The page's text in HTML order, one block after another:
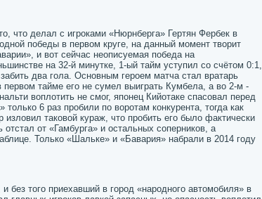
что делал с игроками «Нюрнберга» Гертян Фербек в
победы в первом круге, на данный момент творит
и вот сейчас неописуемая победа на
на 32-й минутке, 1-ый тайм уступил со счётом 0:1,
два гола. Основным героем матча стал вратарь
тайме его не сумел выиграть Кумбела, а во 2-м -
воплотить не смог, японец Кийотаке спасовал перед
6 раз пробили по воротам конкурента, тогда как
таковой кураж, что пробить его было фактически
от «Гамбурга» и остальных соперников, а
Только «Шальке» и «Бавария» набрали в 2014 году
того приехавший в город «народного автомобиля» в